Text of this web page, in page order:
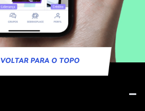
VOLTAR PARA O TOPO